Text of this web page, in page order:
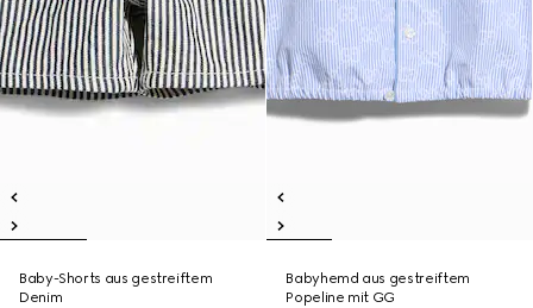
Baby-Shorts aus gestreiftem
Denim
Babyhemd aus gestreiftem
Popeline mit GG